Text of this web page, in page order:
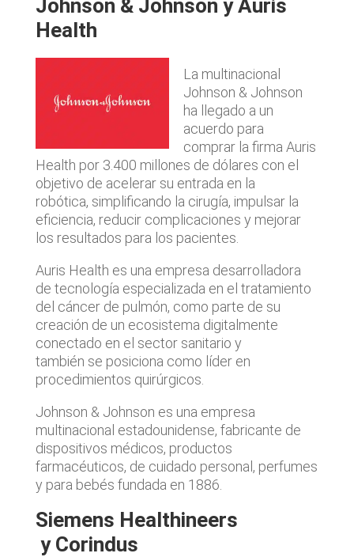
Johnson & Johnson y Auris
Health
La multinacional
Johnson & Johnson
ha llegado a un
acuerdo para
comprar la firma Auris
Health por 3.400 millones de dólares con el
objetivo de acelerar su entrada en la
robótica, simplificando la cirugía, impulsar la
eficiencia, reducir complicaciones y mejorar
los resultados para los pacientes.
Auris Health es una empresa desarrolladora
de tecnología especializada en el tratamiento
del cáncer de pulmón, como parte de su
creación de un ecosistema digitalmente
conectado en el sector sanitario y
también se posiciona como líder en
procedimientos quirúrgicos.
Johnson & Johnson es una empresa
multinacional estadounidense, fabricante de
dispositivos médicos, productos
farmacéuticos, de cuidado personal, perfumes
y para bebés fundada en 1886.
Siemens Healthineers​
y Corindus